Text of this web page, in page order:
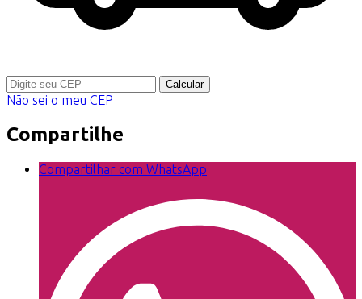
Calcular
Não sei o meu CEP
Compartilhe
Compartilhar com WhatsApp